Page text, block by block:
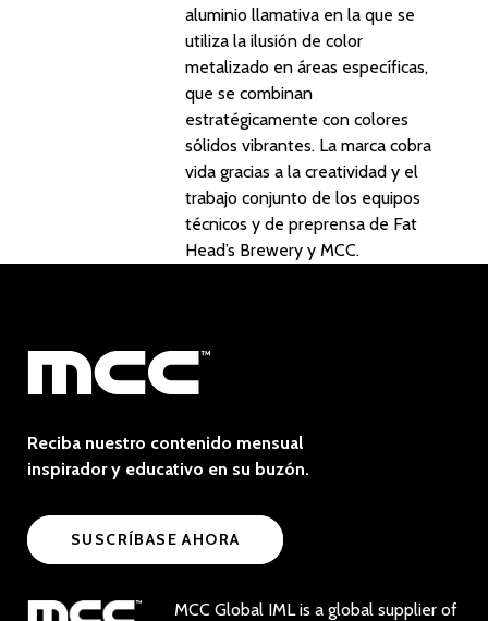
aluminio llamativa en la que se
utiliza la ilusión de color
metalizado en áreas específicas,
que se combinan
estratégicamente con colores
sólidos vibrantes. La marca cobra
vida gracias a la creatividad y el
trabajo conjunto de los equipos
técnicos y de preprensa de Fat
Head’s Brewery y MCC.
Reciba nuestro contenido mensual
inspirador y educativo en su buzón.
SUSCRÍBASE AHORA
MCC Global IML is a global supplier of